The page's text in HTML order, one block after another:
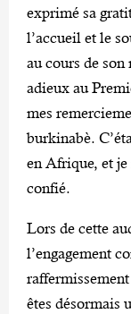
exprimé sa
l’accueil et le
au cours de son
adieux au
mes
burkinabè.
en Afrique, et
confié.
Lors de cette
l’engagement
êtes désormais